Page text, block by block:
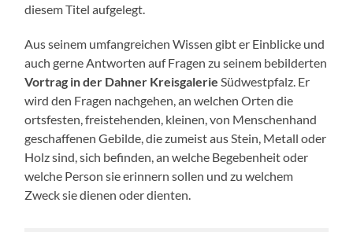
diesem Titel aufgelegt.
Aus seinem umfangreichen Wissen gibt er Einblicke und
auch gerne Antworten auf Fragen zu seinem bebilderten
Vortrag in der Dahner Kreisgalerie Südwestpfalz. Er
wird den Fragen nachgehen, an welchen Orten die
ortsfesten, freistehenden, kleinen, von Menschenhand
geschaffenen Gebilde, die zumeist aus Stein, Metall oder
Holz sind, sich befinden, an welche Begebenheit oder
welche Person sie erinnern sollen und zu welchem
Zweck sie dienen oder dienten.